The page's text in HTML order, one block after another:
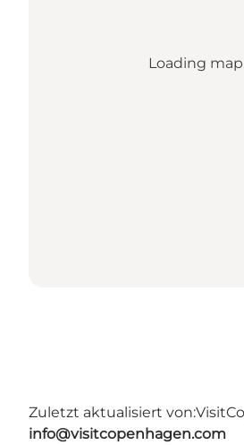
Loading
Zuletzt aktualisiert von:
info@visitcopenhagen.com